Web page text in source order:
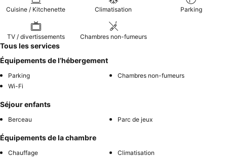
Cuisine / Kitchenette Climatisation Parking
TV / divertissements Chambres non-fumeurs
Tous les services
Équipements de l’hébergement
Parking
Chambres non-fumeurs
Wi-Fi
Séjour enfants
Berceau Parc de jeux
Équipements de la chambre
Chauffage
Climatisation